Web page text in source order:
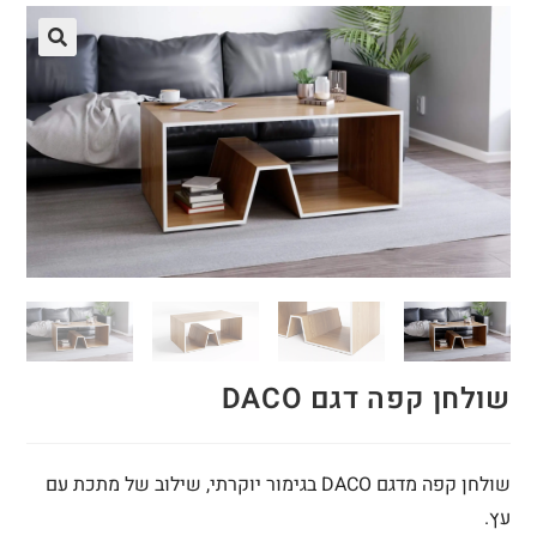
שולחן קפה דגם DACO
שולחן קפה מדגם DACO בגימור יוקרתי, שילוב של מתכת עם
עץ.